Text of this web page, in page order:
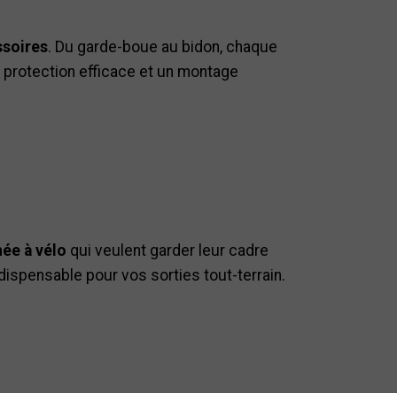
. Du garde-boue au bidon, chaque
protection efficace et un montage
à vélo qui veulent garder leur cadre
pour vos sorties tout-terrain.